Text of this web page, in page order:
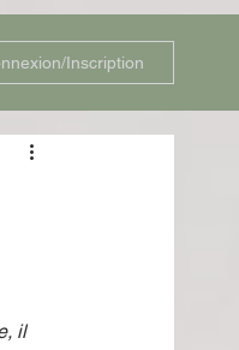
Inscription
il